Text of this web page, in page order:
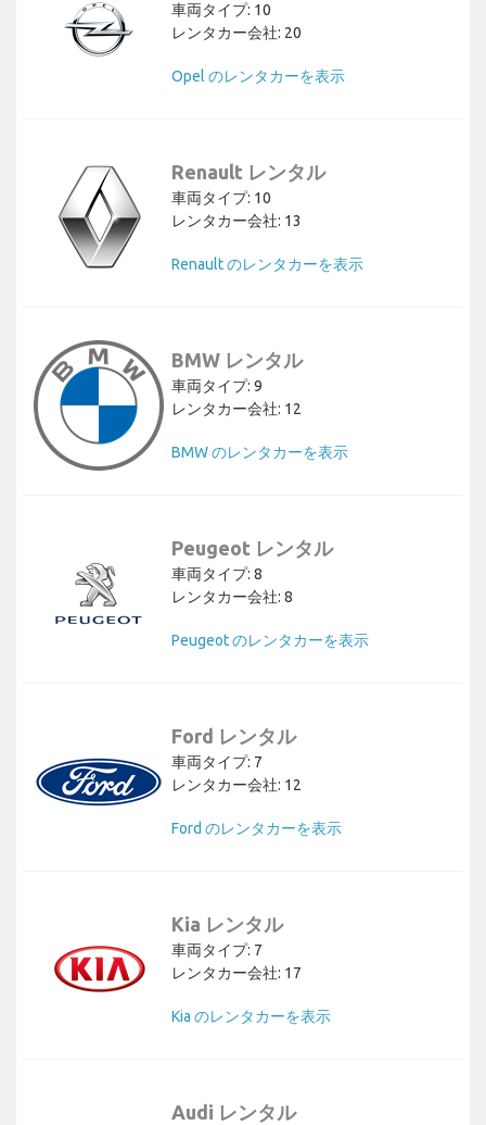
車両タイプ: 10
レンタカー会社: 20
Opel のレンタカーを表示
Renault レンタル
車両タイプ: 10
レンタカー会社: 13
Renault のレンタカーを表示
BMW レンタル
車両タイプ: 9
レンタカー会社: 12
BMW のレンタカーを表示
Peugeot レンタル
車両タイプ: 8
レンタカー会社: 8
Peugeot のレンタカーを表示
Ford レンタル
車両タイプ: 7
レンタカー会社: 12
Ford のレンタカーを表示
Kia レンタル
車両タイプ: 7
レンタカー会社: 17
Kia のレンタカーを表示
Audi レンタル